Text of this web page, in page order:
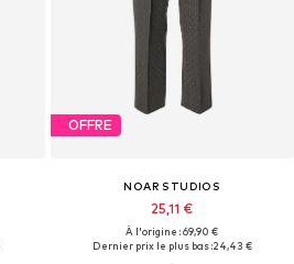
OFFRE
NOAR STUDIOS
25,11 €
À l'origine : 69,90 €
Dernier prix le plus bas :24,43 €